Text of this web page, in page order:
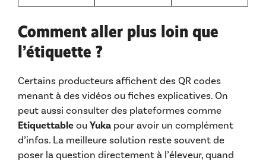
Comment aller plus loin que
l’étiquette ?
Certains producteurs affichent des QR codes
menant à des vidéos ou fiches explicatives. On
peut aussi consulter des plateformes comme
Etiquettable ou Yuka pour avoir un complément
d’infos. La meilleure solution reste souvent de
poser la question directement à l’éleveur, quand